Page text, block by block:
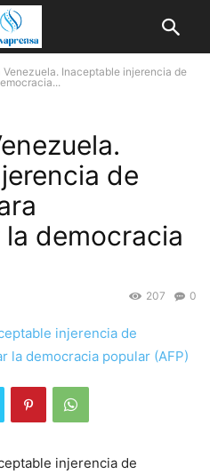
Venezuela. Inaceptable injerencia de
de
democracia
0
207